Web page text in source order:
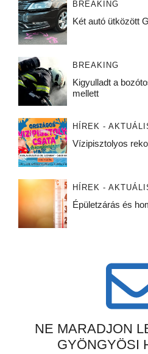
BREAKING
Két autó ütközött
BREAKING
Kigyulladt a
mellett
HÍREK -
Vízipisztolyos
HÍREK -
Épületzárás és
NE MARADJON
GYÖNGYÖSI